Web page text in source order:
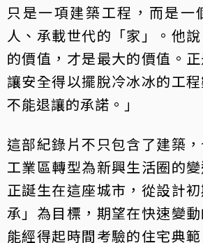
只是一項建築工程，而是一
人、承載世代的「家」。他
的價值，才是最大的價值。
讓安全得以擺脫冷冰冰的工
不能退讓的承諾。」
這部紀錄片不只包含了建築
工業區轉型為新興生活圈的
正誕生在這座城市，從設計
承」為目標，期望在快速變
能經得起時間考驗的住宅典範